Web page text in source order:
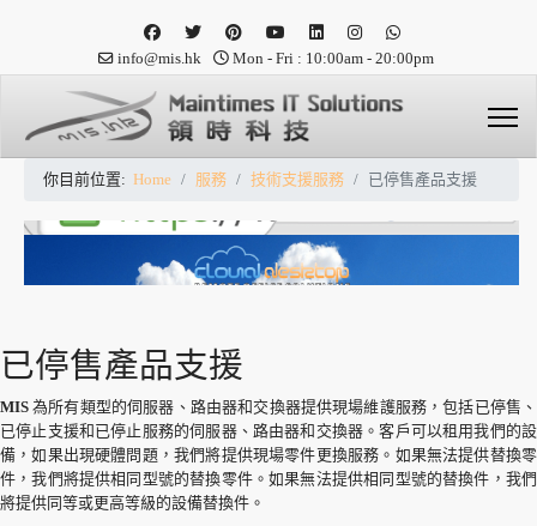
info@mis.hk Mon - Fri : 10:00am - 20:00pm
你目前位置: Home 服務 技術支援服務 已停售產品支援
已停售產品支援
MIS 為所有類型的伺服器、路由器和交換器提供現場維護服務，包括已停售、
已停止支援和已停止服務的伺服器、路由器和交換器。客戶可以租用我們的設
備，如果出現硬體問題，我們將提供現場零件更換服務。如果無法提供替換零
件，我們將提供相同型號的替換零件。如果無法提供相同型號的替換件，我們
將提供同等或更高等級的設備替換件。